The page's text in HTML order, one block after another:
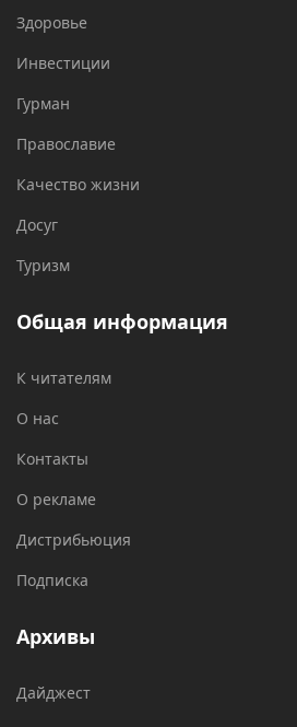
Здоровье
Инвестиции
Гурман
Православие
Качество жизни
Досуг
Туризм
Общая информация
К читателям
О нас
Контакты
О рекламе
Дистрибьюция
Подписка
Архивы
Дайджест